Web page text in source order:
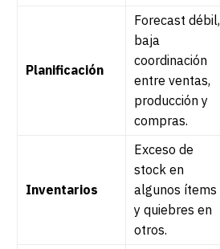
Planificación
Forecast débil,
baja
coordinación
entre ventas,
producción y
compras.
Inventarios
Exceso de
stock en
algunos ítems
y quiebres en
otros.